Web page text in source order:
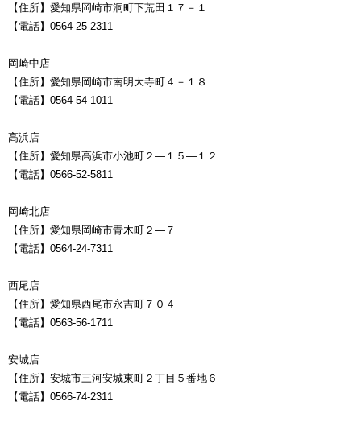
【住所】愛知県岡崎市洞町下荒田１７－１
【電話】0564-25-2311
岡崎中店
【住所】愛知県岡崎市南明大寺町４－１８
【電話】0564-54-1011
高浜店
【住所】愛知県高浜市小池町２―１５―１２
【電話】0566-52-5811
岡崎北店
【住所】愛知県岡崎市青木町２―７
【電話】0564-24-7311
西尾店
【住所】愛知県西尾市永吉町７０４
【電話】0563-56-1711
安城店
【住所】安城市三河安城東町２丁目５番地６
【電話】0566-74-2311